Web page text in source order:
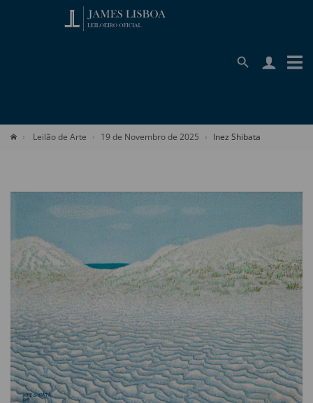
Leilão de Arte 19 de Novembro de 2025 Inez Shibata